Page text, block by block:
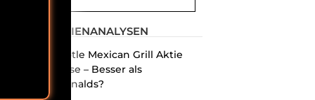
AKTIENANALYSEN
Chipotle Mexican Grill Aktie
Analyse – Besser als
McDonalds?